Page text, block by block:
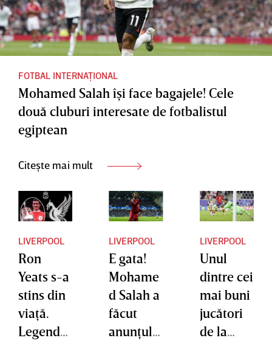
FOTBAL INTERNAȚIONAL
Mohamed Salah îşi face bagajele! Cele
două cluburi interesate de fotbalistul
egiptean
Citește mai mult
LIVERPOOL
Ron
Yeats s-a
stins din
viaţă.
Legendar
LIVERPOOL
E gata!
Mohame
d Salah a
făcut
anunţul
LIVERPOOL
Unul
dintre cei
mai buni
jucători
de la